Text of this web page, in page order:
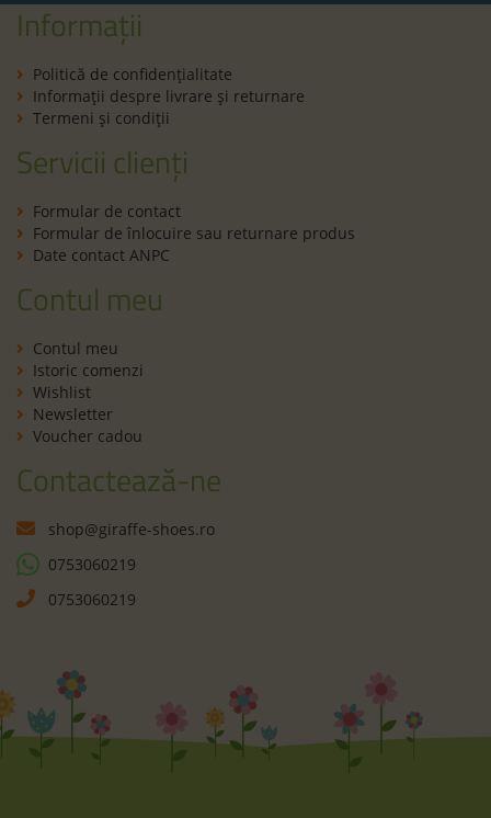
Informații
Politică de confidenţialitate
Informaţii despre livrare și returnare
Termeni şi condiţii
Servicii clienți
Formular de contact
Formular de înlocuire sau returnare produs
Date contact ANPC
Contul meu
Contul meu
Istoric comenzi
Wishlist
Newsletter
Voucher cadou
Contactează-ne
shop@giraffe-shoes.ro
0753060219
0753060219